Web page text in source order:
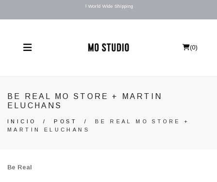
l World Wide Shipping
(0)
BE REAL MO STORE + MARTIN
ELUCHANS
INICIO /POST / BE REAL MO STORE +
MARTIN ELUCHANS
Be Real